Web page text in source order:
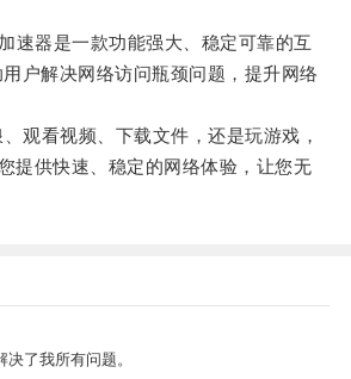
器是一款功能强大、稳定可靠的互
户解决网络访问瓶颈问题，提升网络
看视频、下载文件，还是玩游戏，
提供快速、稳定的网络体验，让您无
了我所有问题。